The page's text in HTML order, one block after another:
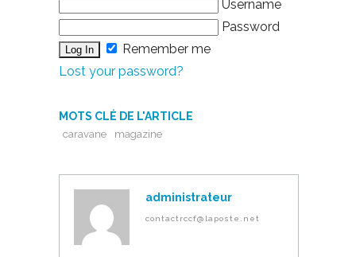
Username
Password
Remember me
Lost your password?
MOTS CLÉ DE L'ARTICLE
caravane magazine
administrateur
contactrccf@laposte.net